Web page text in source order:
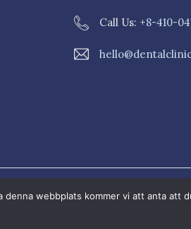
Call Us: +8-410-
webbplats kommer vi att anta att